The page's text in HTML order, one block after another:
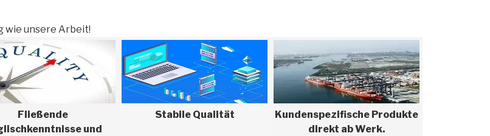
wie unsere Arbeit!
Fließende
und
Stabile Qualität
Kundenspezifische Produkte
direkt ab Werk.